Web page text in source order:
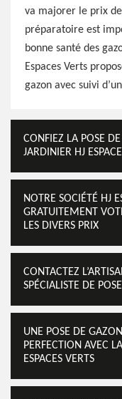
va majorer le prix de
préparatoire est
bonne santé des
Espaces Verts
gazon avec suivi
CONFIEZ LA POSE
JARDINIER HJ
NOTRE SOCIÉTÉ HJ
GRATUITEMENT
LES DIVERS PRIX
CONTACTEZ
SPÉCIALISTE DE
UNE POSE DE
PERFECTION AVEC
ESPACES VERTS